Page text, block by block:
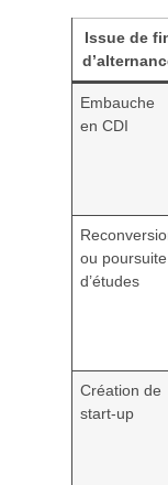
Issue de
Embauche
en CDI
ou poursuite
d’études
Création de
start-up